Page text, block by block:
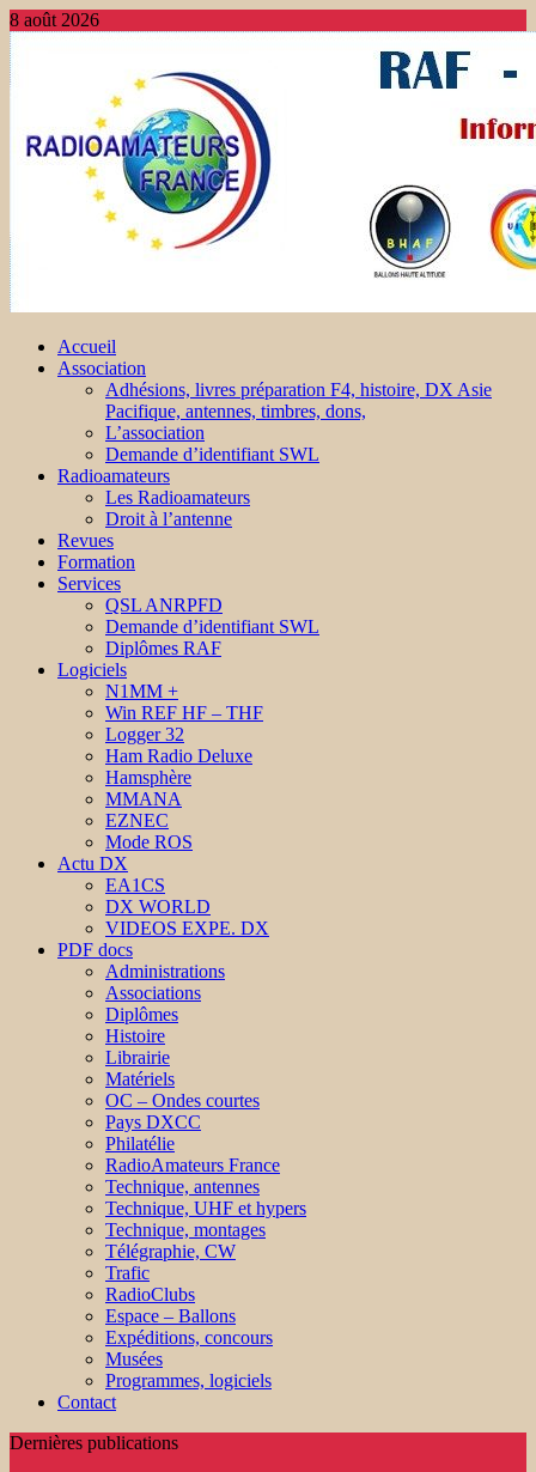
8 août 2026
Accueil
Association
Adhésions, livres préparation F4, histoire, DX Asie
Pacifique, antennes, timbres, dons,
L’association
Demande d’identifiant SWL
Radioamateurs
Les Radioamateurs
Droit à l’antenne
Revues
Formation
Services
QSL ANRPFD
Demande d’identifiant SWL
Diplômes RAF
Logiciels
N1MM +
Win REF HF – THF
Logger 32
Ham Radio Deluxe
Hamsphère
MMANA
EZNEC
Mode ROS
Actu DX
EA1CS
DX WORLD
VIDEOS EXPE. DX
PDF docs
Administrations
Associations
Diplômes
Histoire
Librairie
Matériels
OC – Ondes courtes
Pays DXCC
Philatélie
RadioAmateurs France
Technique, antennes
Technique, UHF et hypers
Technique, montages
Télégraphie, CW
Trafic
RadioClubs
Espace – Ballons
Expéditions, concours
Musées
Programmes, logiciels
Contact
Dernières publications